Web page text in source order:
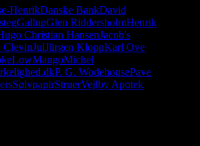
HenrikDanske BankDavid
GallupGlen RiddersholmHenrik
Christian HansenJacob's
ClevinJulJürgen KloppKarl Ove
LowMangoMichel
P. G. WodehousePave
SølvpapirStruerVejlby Apotek